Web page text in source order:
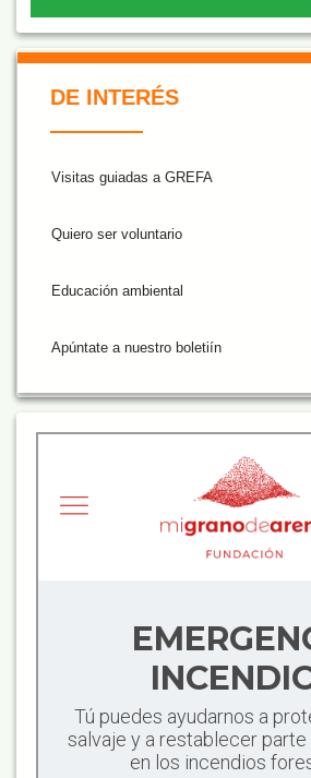
De Interés NARANJA
DE INTERÉS
Visitas guiadas a GREFA
Quiero ser voluntario
Educación ambiental
Apúntate a nuestro boletiín